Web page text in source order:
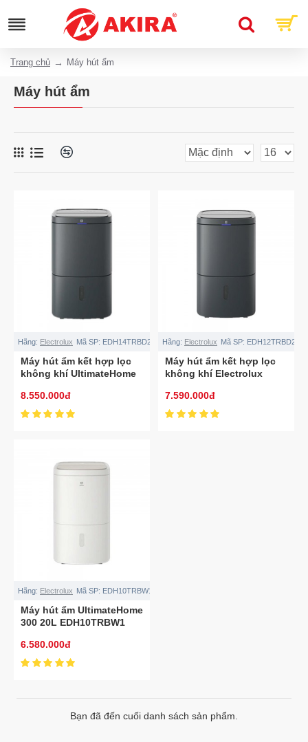
Trang chủ Máy hút ẩm
Máy hút ẩm
Hãng: Electrolux Mã SP: EDH14TRBD2
Máy hút ẩm kết hợp lọc
không khí UltimateHome
cho phòng 58m²
8.550.000đ
Hãng: Electrolux Mã SP: EDH12TRBD2
Máy hút ẩm kết hợp lọc
không khí Electrolux
7.590.000đ
Hãng: Electrolux Mã SP: EDH10TRBW1
Máy hút ẩm UltimateHome
300 20L EDH10TRBW1
6.580.000đ
Bạn đã đến cuối danh sách sản phẩm.